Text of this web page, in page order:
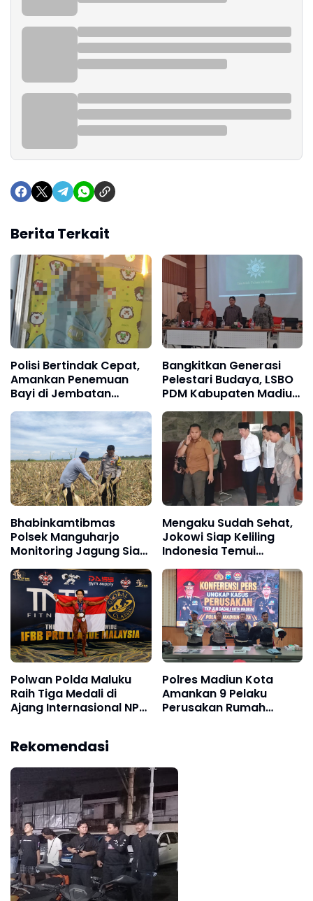
Berita Terkait
Polisi Bertindak Cepat,
Amankan Penemuan
Bayi di Jembatan
Reksogati
Bangkitkan Generasi
Pelestari Budaya, LSBO
PDM Kabupaten Madiun
dan BAZNAS Gelar
Pelatihan Pranotocoro
Bhabinkamtibmas
Polsek Manguharjo
Monitoring Jagung Siap
Panen di Madiun,
Dukung Swasembada
Pangan 2026
Mengaku Sudah Sehat,
Jokowi Siap Keliling
Indonesia Temui
Masyarakat
Polwan Polda Maluku
Raih Tiga Medali di
Ajang Internasional NPC
Polres Madiun Kota
Amankan 9 Pelaku
Perusakan Rumah
Rekomendasi